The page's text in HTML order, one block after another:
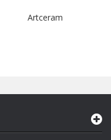
Artceram